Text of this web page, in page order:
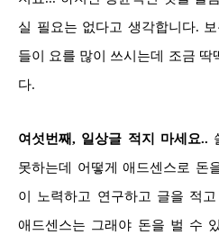
실 필요는 없다고 생각합니다.
들이 요를 많이 쓰시는데 조금 딱
다.
여섯번째, 일상글 적지 마세요..
못하는데 어떻게 애드센스로 돈
이 노력하고 연구하고 글을 적
애드센스는 그래야 돈을 벌 수